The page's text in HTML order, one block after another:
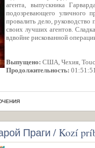
агента, выпускника
подозревающего уличного
провалить дело, руководство
своих лучших агентов.
вдвойне рискованной
Выпущено: США, Чехия,
Продолжительность:
Праги / Kozí